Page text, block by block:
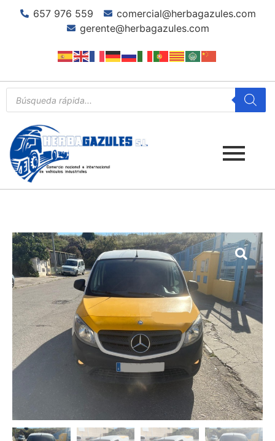
657 976 559
comercial@herbagazules.com
gerente@herbagazules.com